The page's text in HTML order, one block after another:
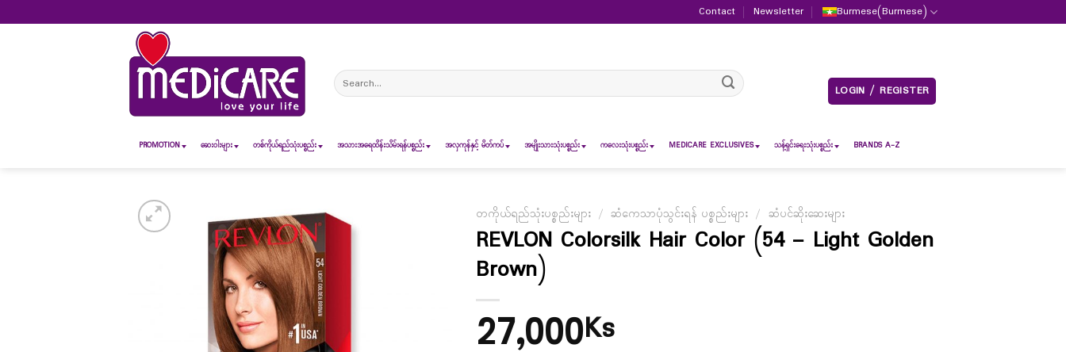
to
Contact Newsletter Burmese(Burmese)
Search
for:
LOGIN / REGISTER
PROMOTION ဆေး၀ါးများ တစ်ကိုယ်ရည်သုံးပစ္စည်း အသားအရေထိန်းသိမ်းရန်ပစ္စည်း အလှကုန်နှင့် မိတ်ကပ် အမျိုးသားသုံးပစ္စည်း ကလေးသုံးပစ္စည်း MEDICARE EXCLUSIVES သန့်ရှင်းရေးသုံးပစ္စည်း BRANDS A-Z
တကိုယ်ရည်သုံးပစ္စည်းများ / ဆံကေသာပုံသွင်းရန် ပစ္စည်းများ / ဆံပင်ဆိုးဆေးများ
REVLON Colorsilk Hair Color (54 – Light Golden
Brown)
27,000Ks